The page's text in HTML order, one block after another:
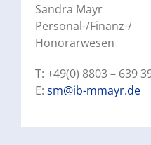
Sandra Mayr
Personal-/Finanz-/
Honorarwesen
T: +49(0) 8803 – 639
E: sm@ib-mmayr.de